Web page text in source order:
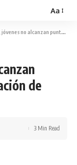
Aa
puntaje mínimo en evaluación de conocimientos PISA
de
3 Min Read